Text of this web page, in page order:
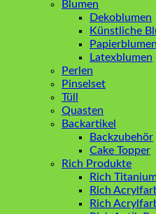
Blumen
Dekoblumen
Künstliche
Papierblumen
Latexblumen
Perlen
Pinselset
Tüll
Quasten
Backartikel
Backzubehör
Cake Topper
Rich Produkte
Rich
Rich
Rich